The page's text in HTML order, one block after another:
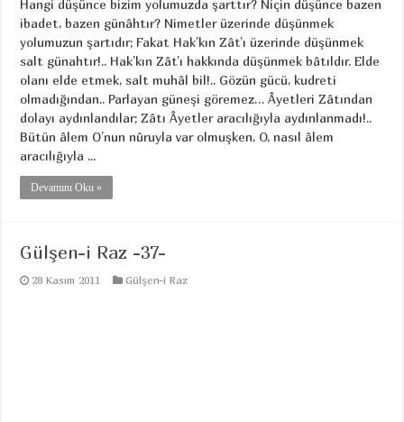
Hangi düşünce bizim yolumuzda şarttır? Niçin düşünce bazen
ibadet, bazen günâhtır? Nimetler üzerinde düşünmek
yolumuzun şartıdır; Fakat Hak’kın Zât’ı üzerinde düşünmek
salt günahtır!.. Hak’kın Zât’ı hakkında düşünmek bâtıldır. Elde
olanı elde etmek, salt muhâl bil!.. Gözün gücü, kudreti
olmadığından.. Parlayan güneşi göremez… Âyetleri Zâtından
dolayı aydınlandılar; Zâtı Âyetler aracılığıyla aydınlanmadı!..
Bütün âlem O’nun nûruyla var olmuşken, O, nasıl âlem
aracılığıyla ...
Devamını Oku »
Gülşen-i Raz -37-
28 Kasım 2011 Gülşen-i Raz